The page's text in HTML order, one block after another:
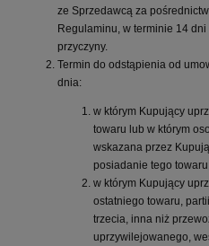
ze Sprzedawcą za
Regulaminu, w terminie 14
przyczyny.
Termin do odstąpienia od
dnia:
w którym Kupujący
towaru lub w którym
wskazana przez
posiadanie tego
w którym Kupujący
ostatniego towaru,
trzecia, inna niż
uprzywilejowanego,